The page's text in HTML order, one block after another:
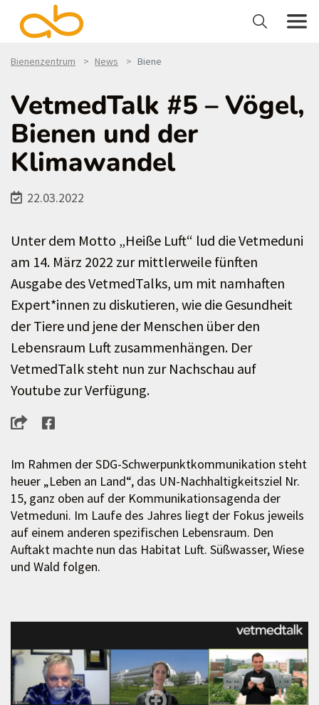
Bienenzentrum News Biene
VetmedTalk #5 – Vögel,
Bienen und der
Klimawandel
22.03.2022
Unter dem Motto „Heiße Luft“ lud die Vetmeduni
am 14. März 2022 zur mittlerweile fünften
Ausgabe des VetmedTalks, um mit namhaften
Expert*innen zu diskutieren, wie die Gesundheit
der Tiere und jene der Menschen über den
Lebensraum Luft zusammenhängen. Der
VetmedTalk steht nun zur Nachschau auf
Youtube zur Verfügung.
Im Rahmen der SDG-Schwerpunktkommunikation steht
heuer „Leben an Land“, das UN-Nachhaltigkeitsziel Nr.
15, ganz oben auf der Kommunikationsagenda der
Vetmeduni. Im Laufe des Jahres liegt der Fokus jeweils
auf einem anderen spezifischen Lebensraum. Den
Auftakt machte nun das Habitat Luft. Süßwasser, Wiese
und Wald folgen.